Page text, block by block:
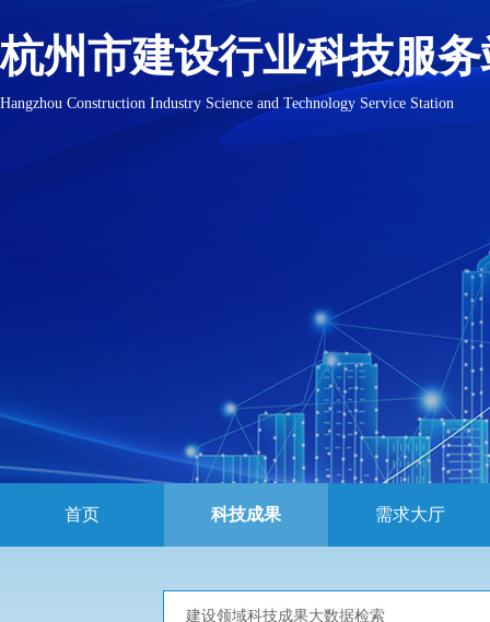
杭州市建设行业科技服
Hangzhou Construction Industry Science and Technology Service Station
首页 科技成果 需求大厅